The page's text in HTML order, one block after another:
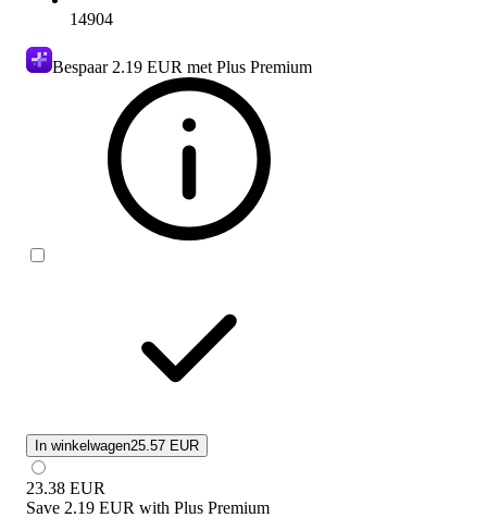
14904
Bespaar 2.19 EUR met Plus Premium
In winkelwagen25.57 EUR
23.38 EUR
Save 2.19 EUR with Plus Premium